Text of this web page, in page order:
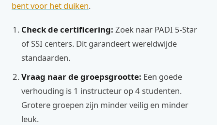
bent voor het duiken.
Check de certificering: Zoek naar PADI 5-Star
of SSI centers. Dit garandeert wereldwijde
standaarden.
Vraag naar de groepsgrootte: Een goede
verhouding is 1 instructeur op 4 studenten.
Grotere groepen zijn minder veilig en minder
leuk.